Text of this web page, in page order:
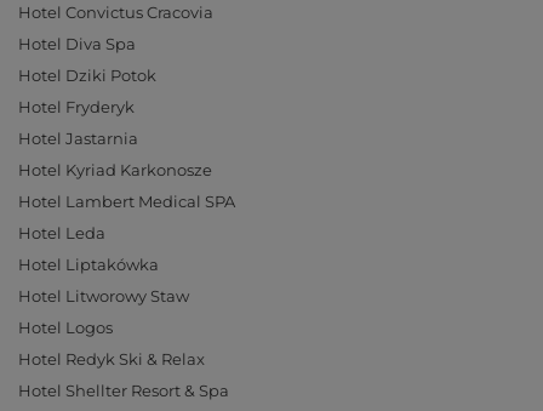
Hotel Convictus Cracovia
Hotel Diva Spa
Hotel Dziki Potok
Hotel Fryderyk
Hotel Jastarnia
Hotel Kyriad Karkonosze
Hotel Lambert Medical SPA
Hotel Leda
Hotel Liptakówka
Hotel Litworowy Staw
Hotel Logos
Hotel Redyk Ski & Relax
Hotel Shellter Resort & Spa